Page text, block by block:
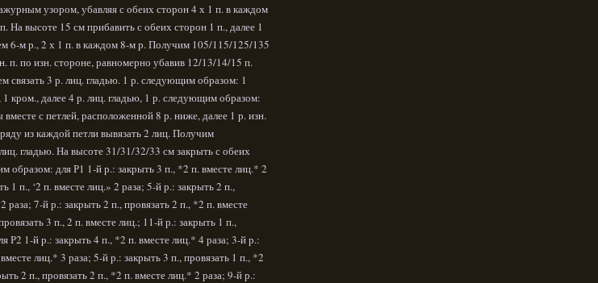
узором, убавляя с обеих сторон 4 х 1 п. в каждом
На высоте 15 см прибавить с обеих сторон 1 п., далее 1
6-м р., 2 х 1 п. в каждом 8-м р. Получим 105/115/125/135
п. по изн. стороне, равномерно убавив 12/13/14/15 п.
связать 3 р. лиц. гладью. 1 р. следующим образом: 1
кром., далее 4 р. лиц. гладью, 1 р. следующим образом:
с петлей, расположенной 8 р. ниже, далее 1 р. изн.
из каждой петли вывязать 2 лиц. Получим
гладью. На высоте 31/31/32/33 см закрыть с обеих
образом: для Р1 1-й р.: закрыть 3 п., *2 п. вместе лиц.* 2
1 п., ‘2 п. вместе лиц.» 2 раза; 5-й р.: закрыть 2 п.,
раза; 7-й р.: закрыть 2 п., провязать 2 п., *2 п. вместе
3 п., 2 п. вместе лиц.; 11-й р.: закрыть 1 п.,
Р2 1-й р.: закрыть 4 п., *2 п. вместе лиц.* 4 раза; 3-й р.:
лиц.* 3 раза; 5-й р.: закрыть 3 п., провязать 1 п., *2
2 п., провязать 2 п., *2 п. вместе лиц.* 2 раза; 9-й р.: